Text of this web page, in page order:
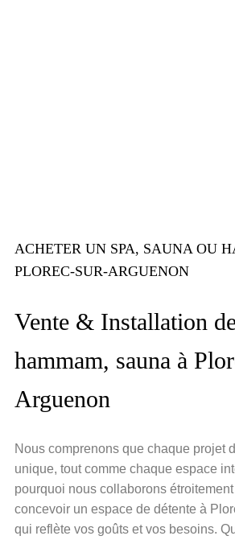
ACHETER UN SPA, SAUNA OU
PLOREC-SUR-ARGUENON
Vente & Installation
hammam, sauna à
Arguenon
Nous comprenons que chaque projet
unique, tout comme chaque espace
pourquoi nous collaborons
concevoir un espace de détente à
qui reflète vos goûts et vos besoins.